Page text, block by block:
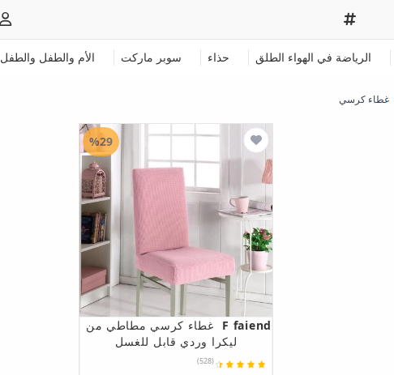
الرياضة في الهواء الطلق حذاء سوبر ماركت الأم والطفل والطفل
غطاء كرسي
F faiend
غطاء كرسي مطاطي من
ليكرا وردي قابل للغسل
(528)
%29